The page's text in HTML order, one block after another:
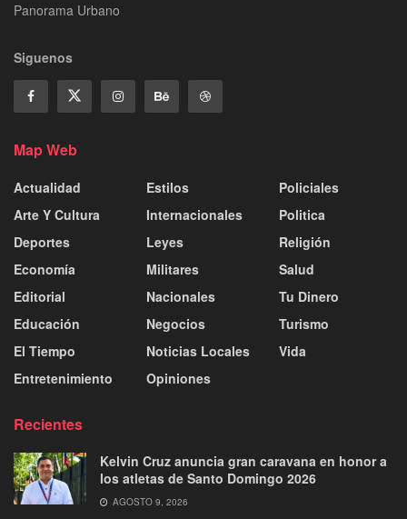
Panorama Urbano
Siguenos
Map Web
Actualidad
Arte Y Cultura
Deportes
Economía
Editorial
Educación
El Tiempo
Entretenimiento
Estilos
Internacionales
Leyes
Militares
Nacionales
Negocios
Noticias Locales
Opiniones
Policiales
Politica
Religión
Salud
Tu Dinero
Turismo
Vida
Recientes
Kelvin Cruz anuncia gran caravana en honor a
los atletas de Santo Domingo 2026
AGOSTO 9, 2026